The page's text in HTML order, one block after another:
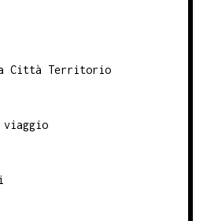
Città Territorio
viaggio